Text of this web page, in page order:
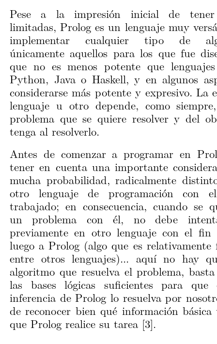
Pese a la impresión inicial de tener
limitadas, Prolog es un lenguaje muy
implementar cualquier tipo de
únicamente aquellos para los que fue
que no es menos potente que
Python, Java o Haskell, y en algunos
considerarse más potente y expresivo. La
lenguaje u otro depende, como
problema que se quiere resolver y del
tenga al resolverlo.
Antes de comenzar a programar en
tener en cuenta una importante
mucha probabilidad, radicalmente
otro lenguaje de programación con
trabajado; en consecuencia, cuando se
un problema con él, no debe
previamente en otro lenguaje con el
luego a Prolog (algo que es
entre otros lenguajes)... aquí no hay
algoritmo que resuelva el problema,
las bases lógicas suficientes para
inferencia de Prolog lo resuelva por
de reconocer bien qué información
que Prolog realice su tarea [3].